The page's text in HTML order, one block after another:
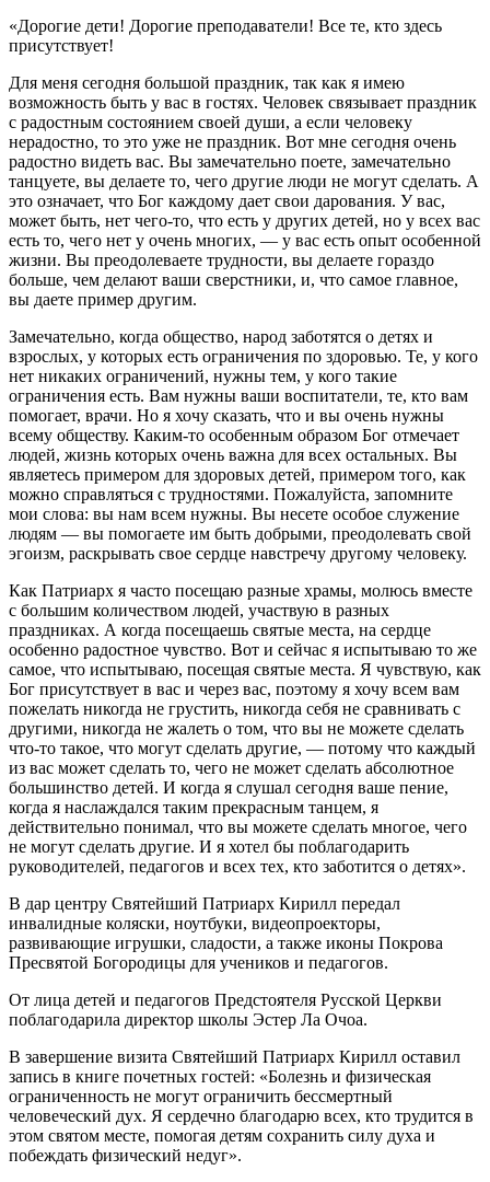
«Дорогие дети! Дорогие преподаватели! Все те, кто здесь
присутствует!
Для меня сегодня большой праздник, так как я имею
возможность быть у вас в гостях. Человек связывает праздник
с радостным состоянием своей души, а если человеку
нерадостно, то это уже не праздник. Вот мне сегодня очень
радостно видеть вас. Вы замечательно поете, замечательно
танцуете, вы делаете то, чего другие люди не могут сделать. А
это означает, что Бог каждому дает свои дарования. У вас,
может быть, нет чего-то, что есть у других детей, но у всех вас
есть то, чего нет у очень многих, — у вас есть опыт особенной
жизни. Вы преодолеваете трудности, вы делаете гораздо
больше, чем делают ваши сверстники, и, что самое главное,
вы даете пример другим.
Замечательно, когда общество, народ заботятся о детях и
взрослых, у которых есть ограничения по здоровью. Те, у кого
нет никаких ограничений, нужны тем, у кого такие
ограничения есть. Вам нужны ваши воспитатели, те, кто вам
помогает, врачи. Но я хочу сказать, что и вы очень нужны
всему обществу. Каким-то особенным образом Бог отмечает
людей, жизнь которых очень важна для всех остальных. Вы
являетесь примером для здоровых детей, примером того, как
можно справляться с трудностями. Пожалуйста, запомните
мои слова: вы нам всем нужны. Вы несете особое служение
людям — вы помогаете им быть добрыми, преодолевать свой
эгоизм, раскрывать свое сердце навстречу другому человеку.
Как Патриарх я часто посещаю разные храмы, молюсь вместе
с большим количеством людей, участвую в разных
праздниках. А когда посещаешь святые места, на сердце
особенно радостное чувство. Вот и сейчас я испытываю то же
самое, что испытываю, посещая святые места. Я чувствую, как
Бог присутствует в вас и через вас, поэтому я хочу всем вам
пожелать никогда не грустить, никогда себя не сравнивать с
другими, никогда не жалеть о том, что вы не можете сделать
что-то такое, что могут сделать другие, — потому что каждый
из вас может сделать то, чего не может сделать абсолютное
большинство детей. И когда я слушал сегодня ваше пение,
когда я наслаждался таким прекрасным танцем, я
действительно понимал, что вы можете сделать многое, чего
не могут сделать другие. И я хотел бы поблагодарить
руководителей, педагогов и всех тех, кто заботится о детях».
В дар центру Святейший Патриарх Кирилл передал
инвалидные коляски, ноутбуки, видеопроекторы,
развивающие игрушки, сладости, а также иконы Покрова
Пресвятой Богородицы для учеников и педагогов.
От лица детей и педагогов Предстоятеля Русской Церкви
поблагодарила директор школы Эстер Ла Очоа.
В завершение визита Святейший Патриарх Кирилл оставил
запись в книге почетных гостей: «Болезнь и физическая
ограниченность не могут ограничить бессмертный
человеческий дух. Я сердечно благодарю всех, кто трудится в
этом святом месте, помогая детям сохранить силу духа и
побеждать физический недуг».